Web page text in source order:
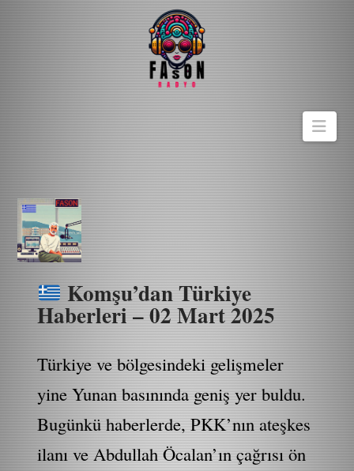
Komşu’dan Türkiye
Haberleri – 02 Mart 2025
Türkiye ve bölgesindeki gelişmeler
yine Yunan basınında geniş yer buldu.
Bugünkü haberlerde, PKK’nın ateşkes
ilanı ve Abdullah Öcalan’ın çağrısı ön